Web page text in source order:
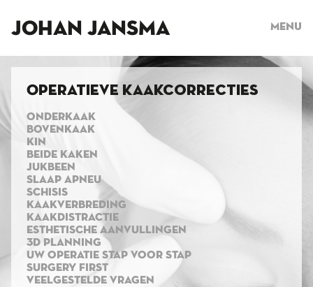
JOHAN JANSMA Menu
Operatieve kaakcorrecties
ONDERKAAK
BOVENKAAK
KIN
BEIDE KAKEN
JUKBEEN
SLAAP APNEU
SCHISIS
KAAKVERBREDING
KAAKDISTRACTIE
ESTHETISCHE AANVULLINGEN
3D PLANNING
UW OPERATIE STAP VOOR STAP
SURGERY FIRST
VEELGESTELDE VRAGEN